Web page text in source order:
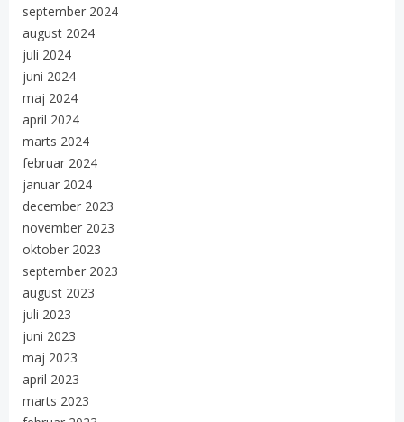
september 2024
august 2024
juli 2024
juni 2024
maj 2024
april 2024
marts 2024
februar 2024
januar 2024
december 2023
november 2023
oktober 2023
september 2023
august 2023
juli 2023
juni 2023
maj 2023
april 2023
marts 2023